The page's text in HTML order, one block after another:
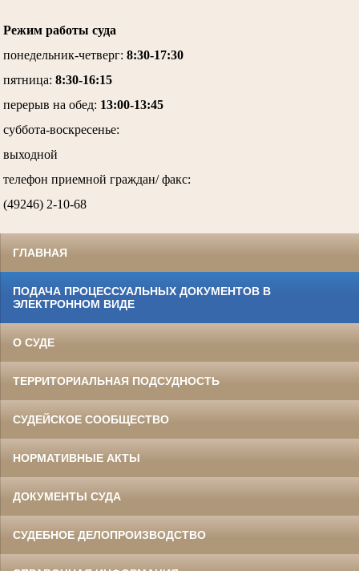
Режим работы суда
понедельник-четверг: 8:30-17:30
пятница: 8:30-16:15
перерыв на обед: 13:00-13:45
суббота-воскресенье:
выходной
телефон приемной граждан/ факс:
(49246) 2-10-68
ГЛАВНАЯ
ПОДАЧА ПРОЦЕССУАЛЬНЫХ ДОКУМЕНТОВ В
ЭЛЕКТРОННОМ ВИДЕ
О СУДЕ
ТЕРРИТОРИАЛЬНАЯ ПОДСУДНОСТЬ
СУДЕЙСКОЕ СООБЩЕСТВО
НОРМАТИВНЫЕ АКТЫ
ДОКУМЕНТЫ СУДА
СУДЕБНОЕ ДЕЛОПРОИЗВОДСТВО